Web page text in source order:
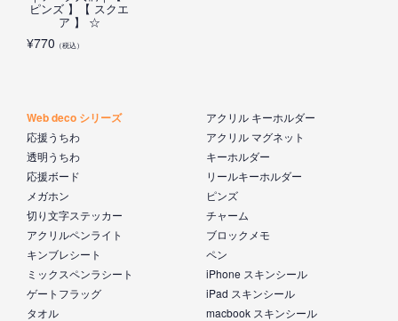
ピンズ 】【 スクエ
ア 】 ☆
¥770 （税込）
Web deco シリーズ
応援うちわ
透明うちわ
応援ボード
メガホン
切り文字ステッカー
アクリルペンライト
キンブレシート
ミックスペンラシート
ゲートフラッグ
タオル
アクリル キーホルダー
アクリル マグネット
キーホルダー
リールキーホルダー
ピンズ
チャーム
ブロックメモ
ペン
iPhone スキンシール
iPad スキンシール
macbook スキンシール